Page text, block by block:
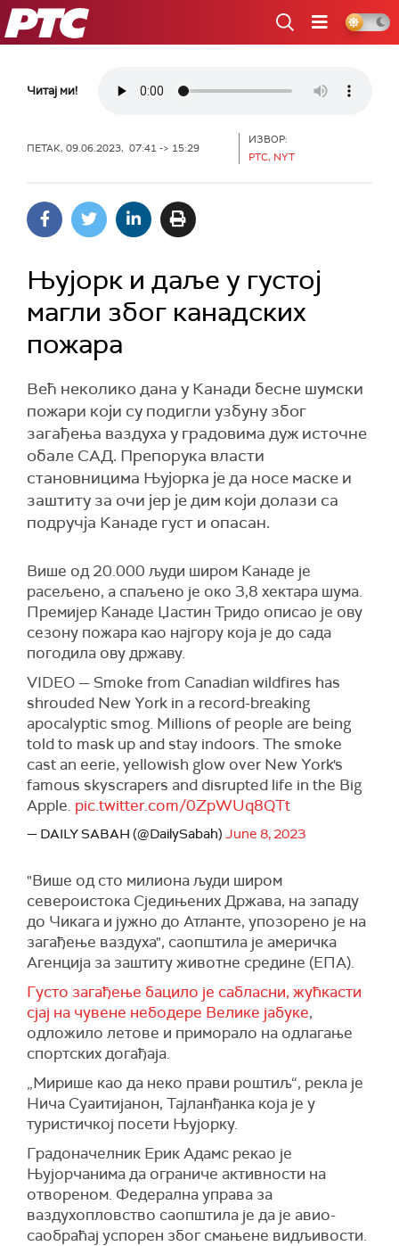
РТС
Читај ми!
ПЕТАК, 09.06.2023, 07:41 -> 15:29
ИЗВОР:
РТС, NYT
Њујорк и даље у густој
магли због канадских
пожара
Већ неколико дана у Канади бесне шумски
пожари који су подигли узбуну због
загађења ваздуха у градовима дуж источне
обале САД. Препорука власти
становницима Њујорка је да носе маске и
заштиту за очи јер је дим који долази са
подручја Канаде густ и опасан.
Више од 20.000 људи широм Канаде је
расељено, а спаљено је око 3,8 хектара шума.
Премијер Канаде Џастин Тридо описао је ову
сезону пожара као најгору која је до сада
погодила ову државу.
VIDEO — Smoke from Canadian wildfires has
shrouded New York in a record-breaking
apocalyptic smog. Millions of people are being
told to mask up and stay indoors. The smoke
cast an eerie, yellowish glow over New York's
famous skyscrapers and disrupted life in the Big
Apple. pic.twitter.com/0ZpWUq8QTt
— DAILY SABAH (@DailySabah) June 8, 2023
"Више од сто милиона људи широм
североистока Сједињених Држава, на западу
до Чикага и јужно до Атланте, упозорено је на
загађење ваздуха", саопштила је америчка
Агенција за заштиту животне средине (ЕПА).
Густо загађење бацило је сабласни, жућкасти
сјај на чувене небодере Велике јабуке,
одложило летове и приморало на одлагање
спортских догађаја.
„Мирише као да неко прави роштиљ“, рекла је
Нича Суаитијанон, Тајланђанка која је у
туристичкој посети Њујорку.
Градоначелник Ерик Адамс рекао је
Њујорчанима да ограниче активности на
отвореном. Федерална управа за
ваздухопловство саопштила је да је авио-
саобраћај успорен због смањене видљивости.